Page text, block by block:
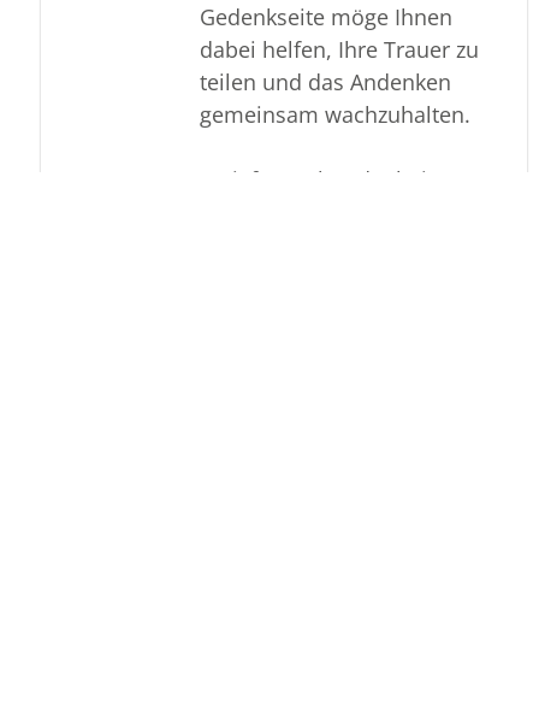
Gedenkseite möge Ihnen
dabei helfen, Ihre Trauer zu
teilen und das Andenken
gemeinsam wachzuhalten.
In tiefer Verbundenheit